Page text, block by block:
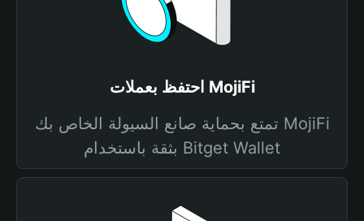
احتفظ بعملات MojiFi
تمتع بحماية صانع السيولة الخاص بك MojiFi
بثقة باستخدام Bitget Wallet